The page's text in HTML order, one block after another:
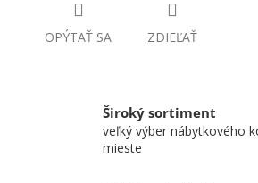
OPÝTAŤ SA ZDIEĽAŤ
Široký sortiment
veľký výber nábytkového
mieste